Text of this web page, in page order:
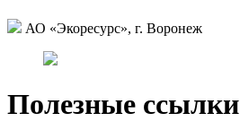
АО «Экоресурс», г. Воронеж
Полезные ссылки